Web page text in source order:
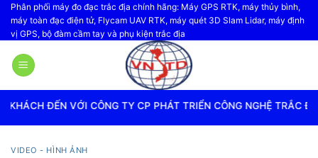
Bỏ
qua
nội
dung
Phân phối máy đo đạc trắc địa chính hãng: Máy GPS RTK, máy thủy bình,
máy toàn đạc điện tử, Flycam UAV RTK, máy quét 3D Slam Lidar, máy định
vị GPS, bộ đàm cầm tay và phụ kiện trắc địa
CÔNG TY CP PHÁT TRIỂN CÔNG NGHỆ TRẮC ĐỊA VIỆT NAM
VIDEO - HÌNH ẢNH